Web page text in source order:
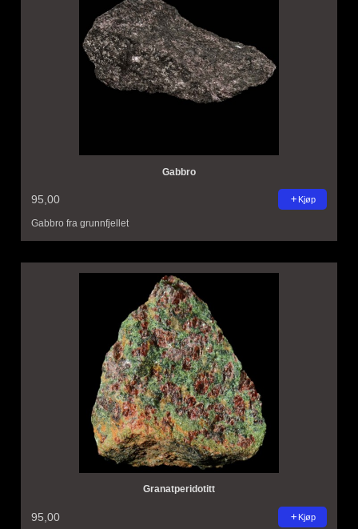
Gabbro
95,00 Kjøp
Gabbro fra grunnfjellet
Granatperidotitt
95,00 Kjøp